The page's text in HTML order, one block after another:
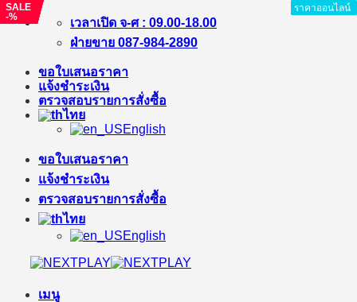
ข้าม
เนื้อหา
เวลาเปิด จ-ศ : 09.00-18.00
ฝ่ายขาย 087-984-2890
ขอใบเสนอราคา
แจ้งชำระเงิน
ตรวจสอบรายการสั่งซื้อ
ไทย
English
ขอใบเสนอราคา
แจ้งชำระเงิน
ตรวจสอบรายการสั่งซื้อ
ไทย
English
เมนู
SALE
-%
ราคาออนไลน์
ราคาออนไลน์
SALE
-%
ราคาออนไลน์
ราคาออนไลน์
SALE
-%
ราคาออนไลน์
ราคาออนไลน์
SALE
-%
ราคาออนไลน์
SALE
-%
ราคาออนไลน์
SALE
-11%